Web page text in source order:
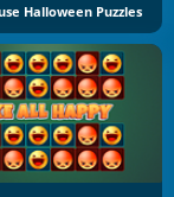
Halloween Puzzles